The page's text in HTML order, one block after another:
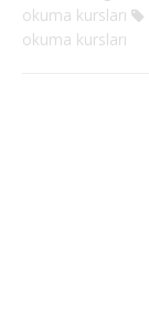
okuma kursları
okuma kursları